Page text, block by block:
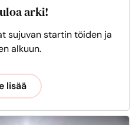
arki!
sujuvan startin töiden ja
alkuun.
lisää